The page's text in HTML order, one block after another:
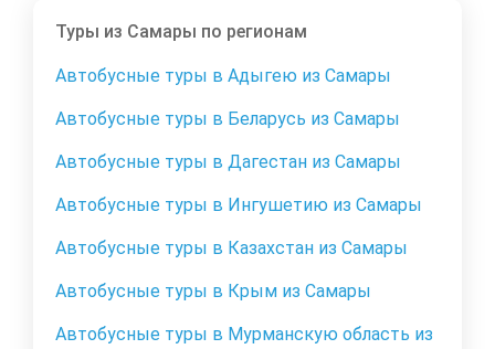
Туры из Самары по регионам
Автобусные туры в Адыгею из Самары
Автобусные туры в Беларусь из Самары
Автобусные туры в Дагестан из Самары
Автобусные туры в Ингушетию из Самары
Автобусные туры в Казахстан из Самары
Автобусные туры в Крым из Самары
Автобусные туры в Мурманскую область из